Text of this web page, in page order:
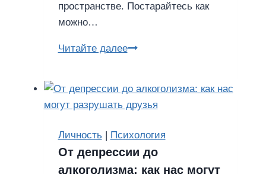
пространстве. Постарайтесь как
можно…
Читайте далее4
во
время
Личность | Психология
От депрессии до
алкоголизма: как нас могут